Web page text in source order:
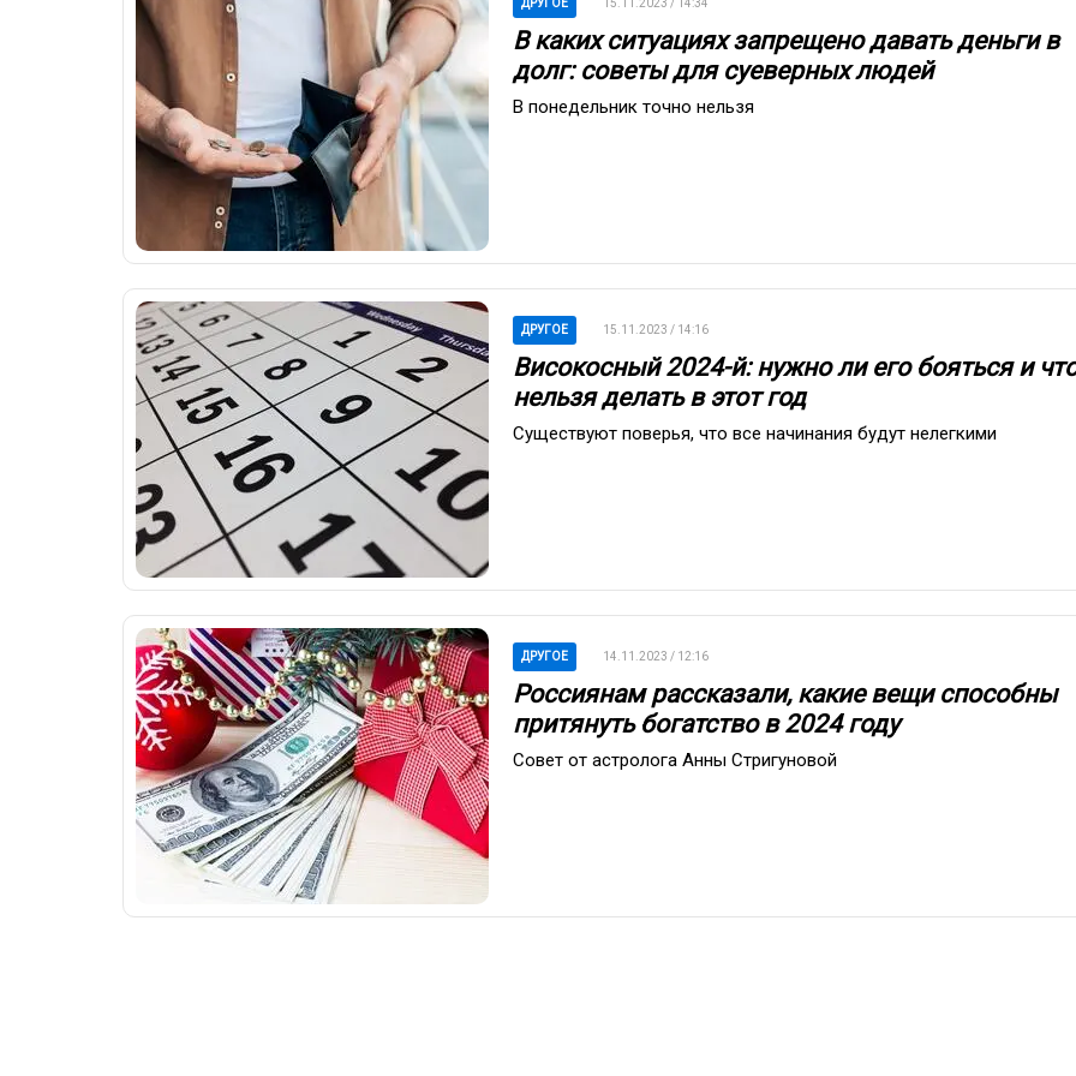
ДРУГОЕ 15.11.2023 / 14:34
В каких ситуациях запрещено давать деньги в
долг: советы для суеверных людей
В понедельник точно нельзя
ДРУГОЕ 15.11.2023 / 14:16
Високосный 2024-й: нужно ли его бояться и
нельзя делать в этот год
Существуют поверья, что все начинания будут нелегкими
ДРУГОЕ 14.11.2023 / 12:16
Россиянам рассказали, какие вещи способны
притянуть богатство в 2024 году
Совет от астролога Анны Стригуновой